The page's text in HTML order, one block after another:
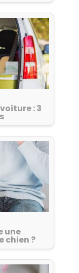
: 3
une
chien ?